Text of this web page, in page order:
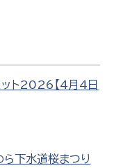
ット2026【4月4日
ら下水道桜まつり